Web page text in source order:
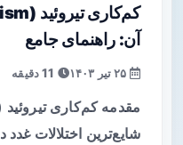
آن: راهنمای جامع
شایع‌ترین اختلالات